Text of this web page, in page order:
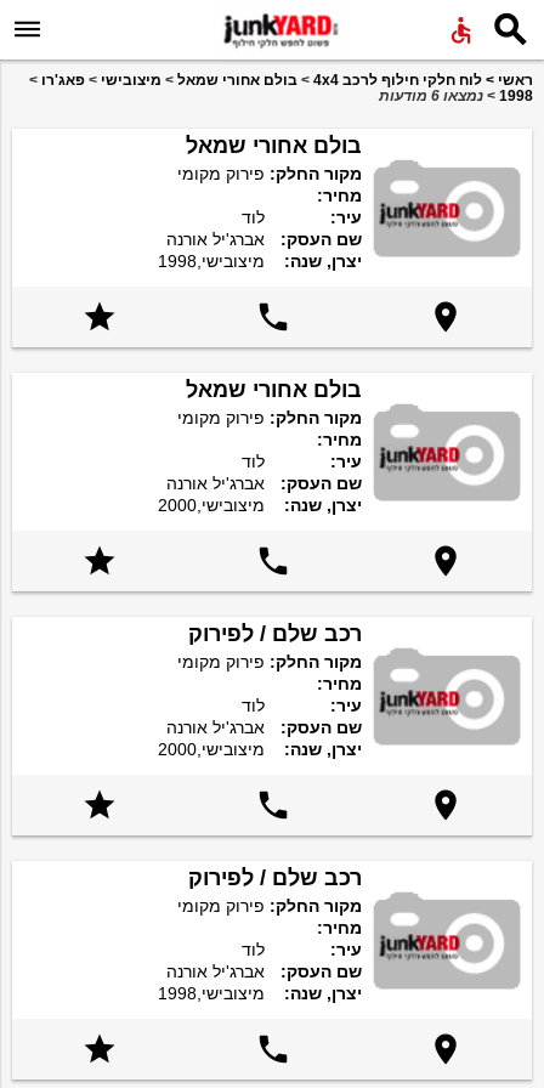
 
ראשי > לוח חלקי חילוף לרכב 4x4 > בולם אחורי שמאל > מיצובישי > פאג'רו >
1998
> נמצאו 6 מודעות
בולם אחורי שמאל
מקור החלק: פירוק מקומי
מחיר:
עיר:
לוד
שם העסק:
אברג'יל אורנה
יצרן, שנה:
מיצובישי,1998



בולם אחורי שמאל
מקור החלק: פירוק מקומי
מחיר:
עיר:
לוד
שם העסק:
אברג'יל אורנה
יצרן, שנה:
מיצובישי,2000



רכב שלם / לפירוק
מקור החלק: פירוק מקומי
מחיר:
עיר:
לוד
שם העסק:
אברג'יל אורנה
יצרן, שנה:
מיצובישי,2000



רכב שלם / לפירוק
מקור החלק: פירוק מקומי
מחיר:
עיר:
לוד
שם העסק:
אברג'יל אורנה
יצרן, שנה:
מיצובישי,1998


